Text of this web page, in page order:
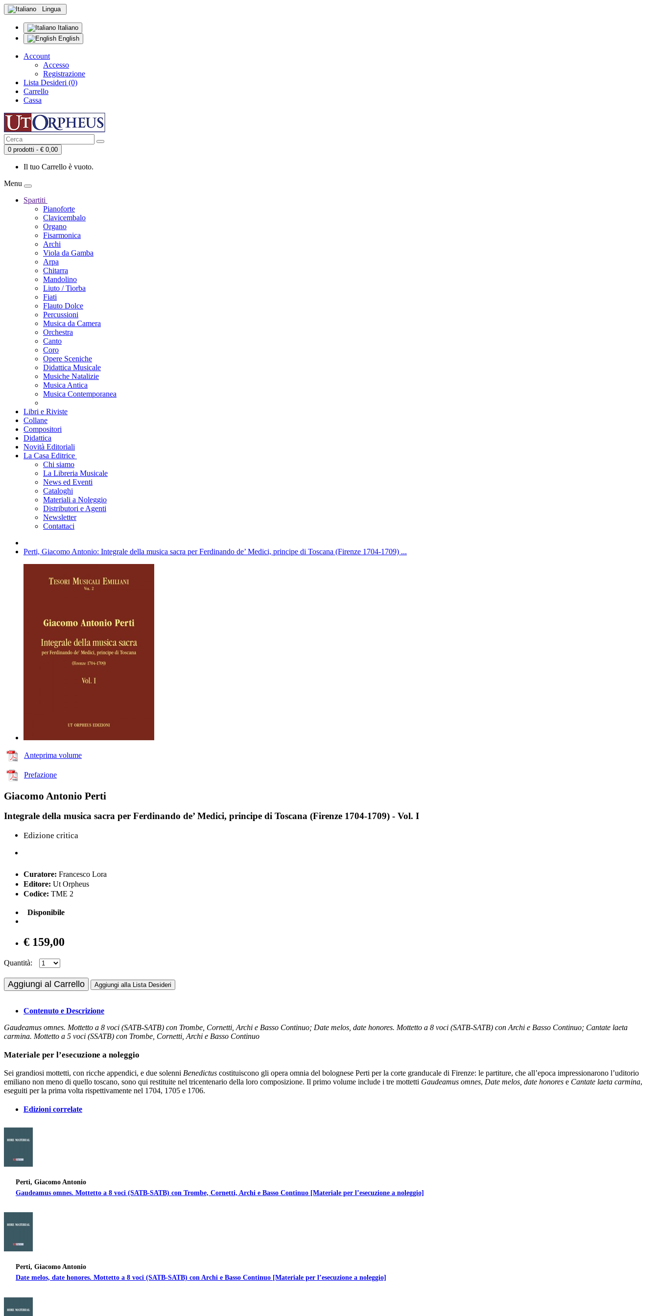
Lingua
Italiano
English
Account
Accesso
Registrazione
Lista Desideri (0)
Carrello
Cassa
0 prodotti - € 0,00
Il tuo Carrello è vuoto.
Menu
Spartiti
Pianoforte
Clavicembalo
Organo
Fisarmonica
Archi
Viola da Gamba
Arpa
Chitarra
Mandolino
Liuto / Tiorba
Fiati
Flauto Dolce
Percussioni
Musica da Camera
Orchestra
Canto
Coro
Opere Sceniche
Didattica Musicale
Musiche Natalizie
Musica Antica
Musica Contemporanea
Libri e Riviste
Collane
Compositori
Didattica
Novità Editoriali
La Casa Editrice
Chi siamo
La Libreria Musicale
News ed Eventi
Cataloghi
Materiali a Noleggio
Distributori e Agenti
Newsletter
Contattaci
Perti, Giacomo Antonio: Integrale della musica sacra per Ferdinando de’ Medici, principe di Toscana (Firenze 1704-1709) ...
Anteprima volume
Prefazione
Giacomo Antonio Perti
Integrale della musica sacra per Ferdinando de’ Medici, principe di Toscana (Firenze 1704-1709) - Vol. I
Edizione critica
Curatore: Francesco Lora
Editore: Ut Orpheus
Codice: TME 2
Disponibile
€ 159,00
Quantità:
Aggiungi al Carrello Aggiungi alla Lista Desideri
Contenuto e Descrizione
Gaudeamus omnes. Mottetto a 8 voci (SATB-SATB) con Trombe, Cornetti, Archi e Basso Continuo; Date melos, date honores. Mottetto a 8 voci (SATB-SATB) con Archi e Basso Continuo; Cantate laeta
carmina. Mottetto a 5 voci (SSATB) con Trombe, Cornetti, Archi e Basso Continuo
Materiale per l’esecuzione a noleggio
Sei grandiosi mottetti, con ricche appendici, e due solenni Benedictus costituiscono gli opera omnia del bolognese Perti per la corte granducale di Firenze: le partiture, che all’epoca impressionarono l’uditorio
emiliano non meno di quello toscano, sono qui restituite nel tricentenario della loro composizione. Il primo volume include i tre mottetti Gaudeamus omnes, Date melos, date honores e Cantate laeta carmina,
eseguiti per la prima volta rispettivamente nel 1704, 1705 e 1706.
Edizioni correlate
Perti, Giacomo Antonio
Gaudeamus omnes. Mottetto a 8 voci (SATB-SATB) con Trombe, Cornetti, Archi e Basso Continuo [Materiale per l’esecuzione a noleggio]
Perti, Giacomo Antonio
Date melos, date honores. Mottetto a 8 voci (SATB-SATB) con Archi e Basso Continuo [Materiale per l’esecuzione a noleggio]